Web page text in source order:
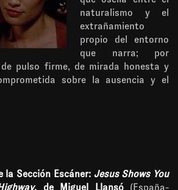
naturalismo y el
extrañamiento
propio del entorno
que narra; por
pulso firme, de mirada honesta y
sobre la ausencia y el
la Sección Escáner: Jesus Shows You
, de Miguel Llansó (España-